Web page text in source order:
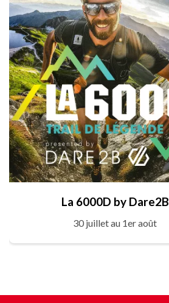
La 6000D by Dare2B
30 juillet au 1er août